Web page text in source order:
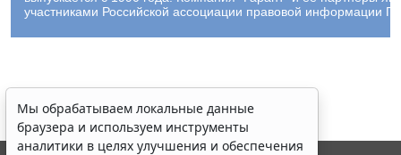
участниками Российской ассоциации правовой информации
Мы обрабатываем локальные данные
браузера и используем инструменты
аналитики в целях улучшения и обеспечения